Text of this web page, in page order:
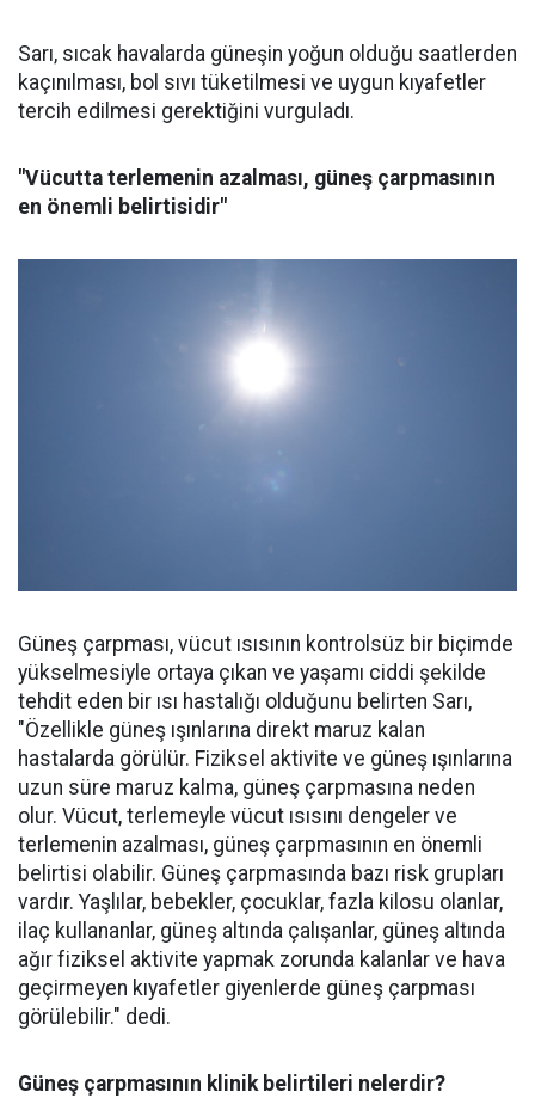
Sarı, sıcak havalarda güneşin yoğun olduğu saatlerden
kaçınılması, bol sıvı tüketilmesi ve uygun kıyafetler
tercih edilmesi gerektiğini vurguladı.
"Vücutta terlemenin azalması, güneş çarpmasının
en önemli belirtisidir"
Güneş çarpması, vücut ısısının kontrolsüz bir biçimde
yükselmesiyle ortaya çıkan ve yaşamı ciddi şekilde
tehdit eden bir ısı hastalığı olduğunu belirten Sarı,
"Özellikle güneş ışınlarına direkt maruz kalan
hastalarda görülür. Fiziksel aktivite ve güneş ışınlarına
uzun süre maruz kalma, güneş çarpmasına neden
olur. Vücut, terlemeyle vücut ısısını dengeler ve
terlemenin azalması, güneş çarpmasının en önemli
belirtisi olabilir. Güneş çarpmasında bazı risk grupları
vardır. Yaşlılar, bebekler, çocuklar, fazla kilosu olanlar,
ilaç kullananlar, güneş altında çalışanlar, güneş altında
ağır fiziksel aktivite yapmak zorunda kalanlar ve hava
geçirmeyen kıyafetler giyenlerde güneş çarpması
görülebilir." dedi.
Güneş çarpmasının klinik belirtileri nelerdir?